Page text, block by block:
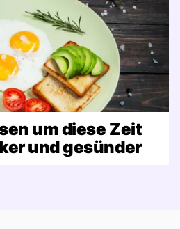
um diese Zeit
und gesünder